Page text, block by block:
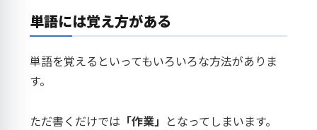
単語には覚え方がある
単語を覚えるといってもいろいろな方法がありま
す。
ただ書くだけでは 「作業」 となってしまいます。